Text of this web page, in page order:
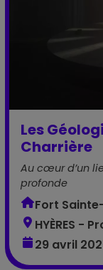
Les
Charrière
Au cœur d’un
profonde
Fort
HYÈRES -
29 avril